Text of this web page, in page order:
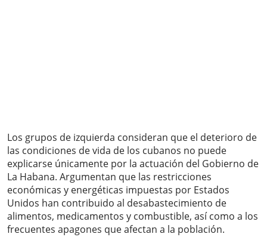
Los grupos de izquierda consideran que el deterioro de
las condiciones de vida de los cubanos no puede
explicarse únicamente por la actuación del Gobierno de
La Habana. Argumentan que las restricciones
económicas y energéticas impuestas por Estados
Unidos han contribuido al desabastecimiento de
alimentos, medicamentos y combustible, así como a los
frecuentes apagones que afectan a la población.